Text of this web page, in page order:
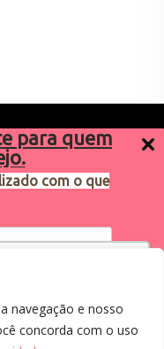
para quem
com o que
com a
melhor
site e
navegação e nosso
concorda com o uso